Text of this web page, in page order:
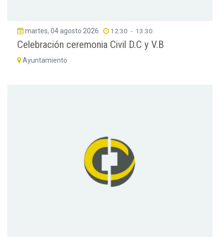
martes, 04 agosto 2026 12:30 - 13:30
Celebración ceremonia Civil D.C y V.B
Ayuntamiento